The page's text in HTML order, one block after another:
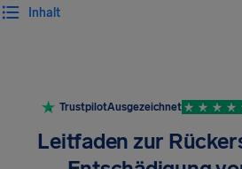
Inhalt
TrustpilotAusgezeichnet
Leitfaden zur